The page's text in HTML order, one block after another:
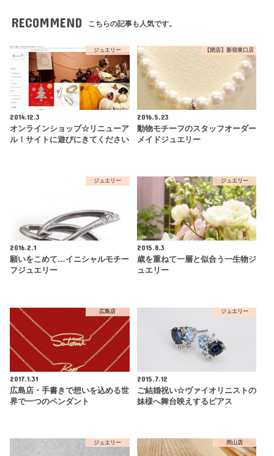
RECOMMEND こちらの記事も人気です。
ジュエリー
2014.12.3
オンラインショップ☆リニューア
ル！サイトに遊びにきてください
【閉店】新宿東口店
2016.5.23
動物モチーフのスタッフオーダー
メイドジュエリー
ジュエリー
2016.2.1
願いをこめて…イニシャルモチー
フジュエリー
ジュエリー
2015.8.3
歳を重ねて一層と似合う一生物ジ
ュエリー
広島店
2017.1.31
広島店・手書きで想いを込める世
界で一つのペンダント
ジュエリー
2015.7.12
ご結婚祝い☆ヴァイオリニストの
妹様へ舞台映えするピアス
ジュエリー 岡山店